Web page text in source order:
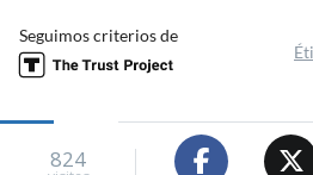
Seguimos criterios de
824